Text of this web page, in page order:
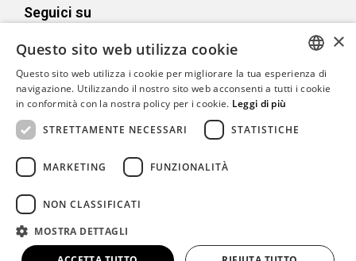
Seguici su
Con il sostegno di
Copyright© CAMeC Centro d’Arte Moderna e Contemporanea La
Spezia
Website development
ITALIAN
×
Questo sito web utilizza cookie
Questo sito web utilizza i cookie per migliorare la tua esperienza di
navigazione. Utilizzando il nostro sito web acconsenti a tutti i cookie
in conformità con la nostra policy per i cookie. Leggi di più
STRETTAMENTE NECESSARI
STATISTICHE
MARKETING FUNZIONALITÀ
NON CLASSIFICATI
MOSTRA DETTAGLI